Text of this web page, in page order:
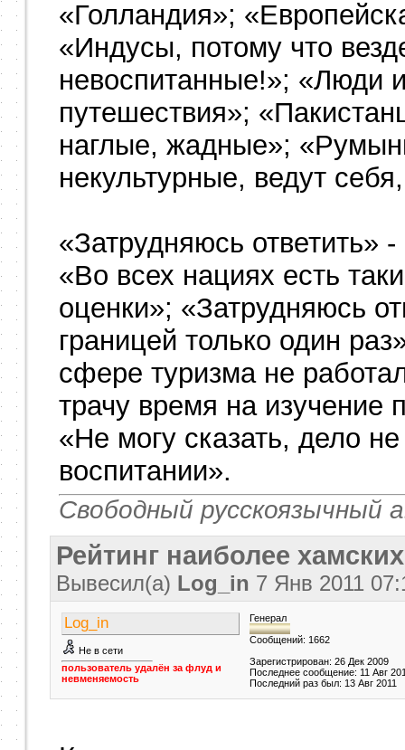
«Голландия»;
«Индусы, потому что
невоспитанные!»; «Люди
путешествия»;
наглые, жадные»;
некультурные, ведут
«Затрудняюсь ответить»
«Во всех нациях есть
оценки»; «Затрудняюсь
границей только один
сфере туризма не
трачу время на изучение
«Не могу сказать, дело
воспитании».
Свободный русскоязычный
Рейтинг наиболее
Вывесил(a) Log_in 7 Янв 2011
Log_in
Не в сети
пользователь удалён за флуд и
невменяемость
Генерал
Сообщений: 1662
Зарегистрирован: 26 Дек 2009
Последнее сообщение: 11 Авг
Последний раз был: 13 Авг 2011